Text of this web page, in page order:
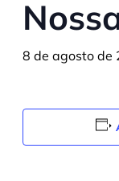
8 de agosto de